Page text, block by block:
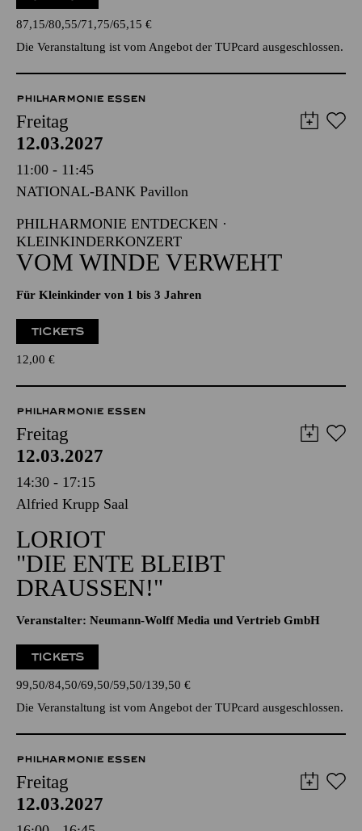
Veranstalter: Highlight - Concert GmbH
TICKETS
87,15 80,55 71,75 65,15€
Die Veranstaltung ist vom Angebot der TUPcard ausgeschlossen.
PHILHARMONIE ESSEN
Freitag
12.03.2027
11:00 - 11:45
NATIONAL-BANK Pavillon
PHILHARMONIE ENTDECKEN ·
KLEINKINDERKONZERT
Für Kleinkinder von 1 bis 3 Jahren
12,00€
PHILHARMONIE ESSEN
Freitag
12.03.2027
14:30 - 17:15
Alfried Krupp Saal
LORIOT
"DIE ENTE BLEIBT
Veranstalter: Neumann-Wolff Media und Vertrieb GmbH
TICKETS
99,50 84,50 69,50 59,50 139,50€
Die Veranstaltung ist vom Angebot der TUPcard ausgeschlossen.
PHILHARMONIE ESSEN